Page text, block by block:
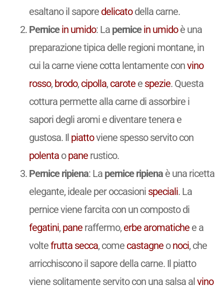
esaltano il sapore delicatodella carne.
Pernicein umido: La pernicein umidoè una
preparazione tipica delle regioni montane, in
cui la carne viene cotta lentamente convino
rosso, brodo, cipolla, carotee spezie. Questa
cottura permette alla carne di assorbire i
sapori degli aromi e diventare tenera e
gustosa. Il piattoviene spesso servito con
polentaopanerustico.
Pernice ripiena: La pernice ripienaè una ricetta
elegante, ideale per occasioni speciali. La
pernice viene farcita con un composto di
fegatini, paneraffermo, erbe aromatichee a
voltefrutta secca, come castagneonoci, che
arricchiscono il sapore della carne. Il piatto
viene solitamente servito con una salsa alvino